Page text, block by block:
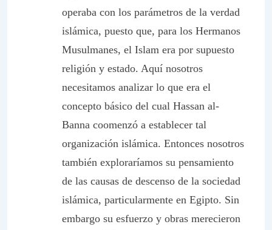
operaba con los parámetros de la verdad
islámica, puesto que, para los Hermanos
Musulmanes, el Islam era por supuesto
religión y estado. Aquí nosotros
necesitamos analizar lo que era el
concepto básico del cual Hassan al-
Banna coomenzó a establecer tal
organización islámica. Entonces nosotros
también exploraríamos su pensamiento
de las causas de descenso de la sociedad
islámica, particularmente en Egipto. Sin
embargo su esfuerzo y obras merecieron